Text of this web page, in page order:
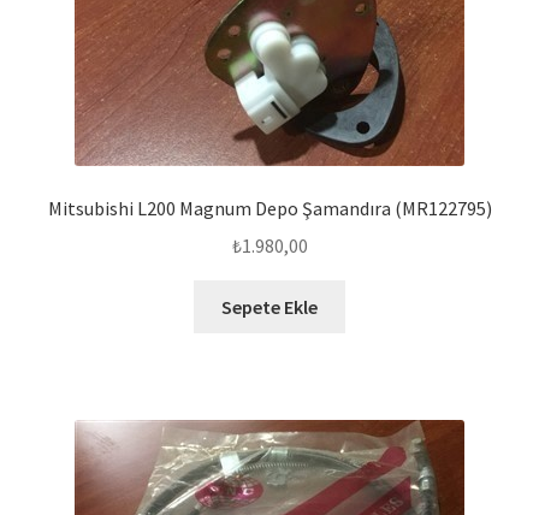
Mitsubishi L200 Magnum Depo Şamandıra (MR122795)
₺1.980,00
Sepete Ekle